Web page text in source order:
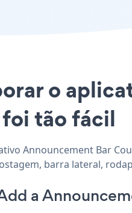
o
tão fácil
Announcement Bar
barra lateral,
a